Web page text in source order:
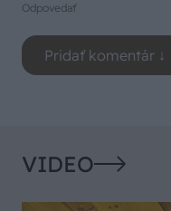
Odpovedať
VIDEO